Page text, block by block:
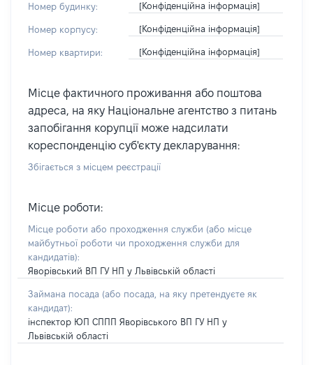
Номер будинку: [Конфіденційна інформація]
Номер корпусу: [Конфіденційна інформація]
Номер квартири: [Конфіденційна інформація]
Місце фактичного проживання або поштова
адреса, на яку Національне агентство з питань
запобігання корупції може надсилати
кореспонденцію суб'єкту декларування:
Збігається з місцем реєстрації
Місце роботи:
Місце роботи або проходження служби (або місце
майбутньої роботи чи проходження служби для
кандидатів):
Яворівський ВП ГУ НП у Львівській області
Займана посада (або посада, на яку претендуєте як
кандидат):
інспектор ЮП СППП Яворівського ВП ГУ НП у
Львівській області